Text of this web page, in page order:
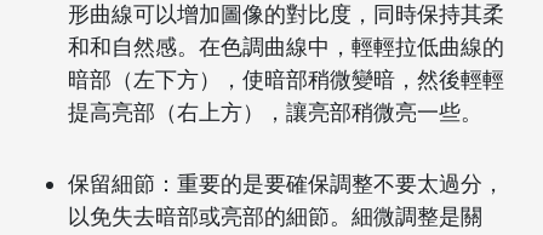
形曲線可以增加圖像的對比度，同時保持其柔
和和自然感。在色調曲線中，輕輕拉低曲線的
暗部（左下方），使暗部稍微變暗，然後輕輕
提高亮部（右上方），讓亮部稍微亮一些。
保留細節：重要的是要確保調整不要太過分，
以免失去暗部或亮部的細節。細微調整是關